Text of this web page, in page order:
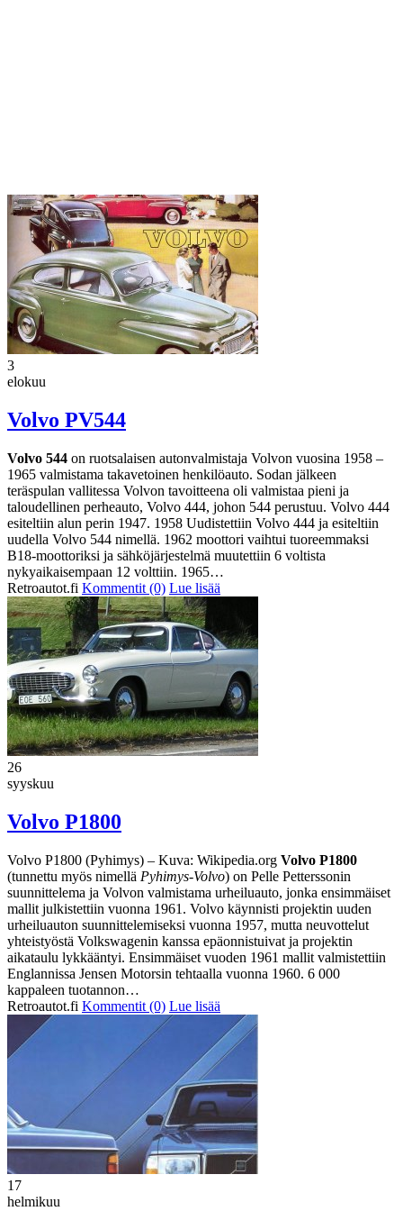
3
elokuu
Volvo PV544
Volvo 544 on ruotsalaisen autonvalmistaja Volvon vuosina 1958 –
1965 valmistama takavetoinen henkilöauto. Sodan jälkeen
teräspulan vallitessa Volvon tavoitteena oli valmistaa pieni ja
taloudellinen perheauto, Volvo 444, johon 544 perustuu. Volvo 444
esiteltiin alun perin 1947. 1958 Uudistettiin Volvo 444 ja esiteltiin
uudella Volvo 544 nimellä. 1962 moottori vaihtui tuoreemmaksi
B18-moottoriksi ja sähköjärjestelmä muutettiin 6 voltista
nykyaikaisempaan 12 volttiin. 1965…
Retroautot.fi Kommentit (0) Lue lisää
26
syyskuu
Volvo P1800
Volvo P1800 (Pyhimys) – Kuva: Wikipedia.org Volvo P1800
(tunnettu myös nimellä Pyhimys-Volvo) on Pelle Petterssonin
suunnittelema ja Volvon valmistama urheiluauto, jonka ensimmäiset
mallit julkistettiin vuonna 1961. Volvo käynnisti projektin uuden
urheiluauton suunnittelemiseksi vuonna 1957, mutta neuvottelut
yhteistyöstä Volkswagenin kanssa epäonnistuivat ja projektin
aikataulu lykkääntyi. Ensimmäiset vuoden 1961 mallit valmistettiin
Englannissa Jensen Motorsin tehtaalla vuonna 1960. 6 000
kappaleen tuotannon…
Retroautot.fi Kommentit (0) Lue lisää
17
helmikuu